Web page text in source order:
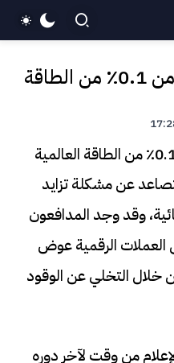
بيتكوين لا تستهلك أكثر من 0.1٪ من الطاقة
عن مشكلة تزايد
وقد وجد المدافعون
الرقمية عوض
خلال التخلي عن الوقود
من وقت لآخر دوره